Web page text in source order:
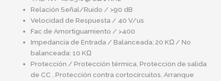
Relación Señal/Ruido / >90 dB
Velocidad de Respuesta / 40 V/us
Fac de Amortiguamiento / >400
Impedancia de Entrada / Balanceada: 20 KΩ / No
balanceada: 10 KΩ
Protección / Protección térmica, Protección de salida
de CC , Protección contra cortocircuitos, Arranque